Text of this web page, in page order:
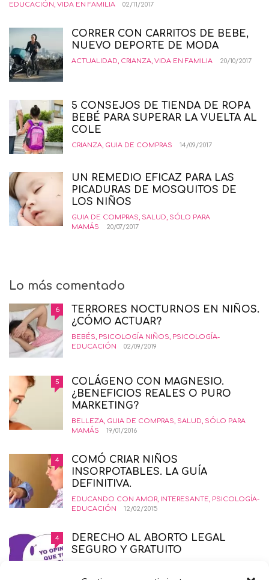
EDUCACIÓN, VIDA EN FAMILIA 02/11/2017
CORRER CON CARRITOS DE BEBE,
NUEVO DEPORTE DE MODA
ACTUALIDAD, CRIANZA, VIDA EN FAMILIA 20/10/2017
5 CONSEJOS DE TIENDA DE ROPA
BEBÉ PARA SUPERAR LA VUELTA AL
COLE
CRIANZA, GUIA DE COMPRAS 14/09/2017
UN REMEDIO EFICAZ PARA LAS
PICADURAS DE MOSQUITOS DE
LOS NIÑOS
GUIA DE COMPRAS, SALUD, SÓLO PARA
MAMÁS
20/07/2017
Lo más comentado
6
TERRORES NOCTURNOS EN NIÑOS.
¿CÓMO ACTUAR?
BEBÉS, PSICOLOGÍA NIÑOS, PSICOLOGÍA-
EDUCACIÓN
02/09/2019
5
COLÁGENO CON MAGNESIO.
¿BENEFICIOS REALES O PURO
MARKETING?
BELLEZA, GUIA DE COMPRAS, SALUD, SÓLO PARA
MAMÁS
19/01/2016
4
COMÓ CRIAR NIÑOS
INSORPOTABLES. LA GUÍA
DEFINITIVA.
EDUCANDO CON AMOR, INTERESANTE, PSICOLOGÍA-
EDUCACIÓN
12/02/2015
4
DERECHO AL ABORTO LEGAL
SEGURO Y GRATUITO